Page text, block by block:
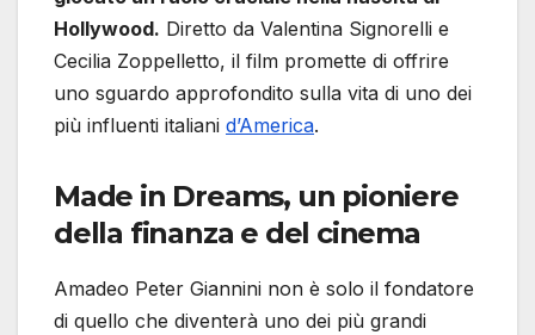
Hollywood. Diretto da Valentina Signorelli e
Cecilia Zoppelletto, il film promette di offrire
uno sguardo approfondito sulla vita di uno dei
più influenti italiani d’America.
Made in Dreams, un pioniere
della finanza e del cinema
Amadeo Peter Giannini non è solo il fondatore
di quello che diventerà uno dei più grandi